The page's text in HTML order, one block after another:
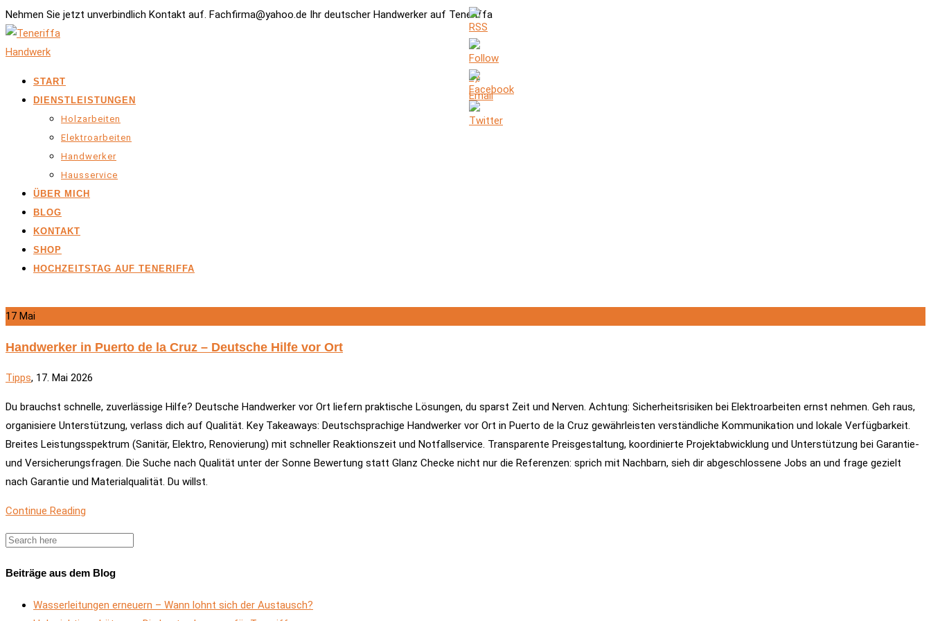
Nehmen Sie jetzt unverbindlich Kontakt auf. Fachfirma@yahoo.de Ihr deutscher Handwerker auf Teneriffa
START
DIENSTLEISTUNGEN
Holzarbeiten
Elektroarbeiten
Handwerker
Hausservice
ÜBER MICH
BLOG
KONTAKT
SHOP
HOCHZEITSTAG AUF TENERIFFA
17 Mai
Handwerker in Puerto de la Cruz – Deutsche Hilfe vor Ort
Tipps, 17. Mai 2026
Du brauchst schnelle, zuverlässige Hilfe? Deutsche Handwerker vor Ort liefern praktische Lösungen, du sparst Zeit und Nerven. Achtung: Sicherheitsrisiken bei Elektroarbeiten ernst nehmen. Geh raus,
organisiere Unterstützung, verlass dich auf Qualität. Key Takeaways: Deutschsprachige Handwerker vor Ort in Puerto de la Cruz gewährleisten verständliche Kommunikation und lokale Verfügbarkeit.
Breites Leistungsspektrum (Sanitär, Elektro, Renovierung) mit schneller Reaktionszeit und Notfallservice. Transparente Preisgestaltung, koordinierte Projektabwicklung und Unterstützung bei Garantie‑
und Versicherungsfragen. Die Suche nach Qualität unter der Sonne Bewertung statt Glanz Checke nicht nur die Referenzen: sprich mit Nachbarn, sieh dir abgeschlossene Jobs an und frage gezielt
nach Garantie und Materialqualität. Du willst.
Continue Reading
Beiträge aus dem Blog
Wasserleitungen erneuern – Wann lohnt sich der Austausch?